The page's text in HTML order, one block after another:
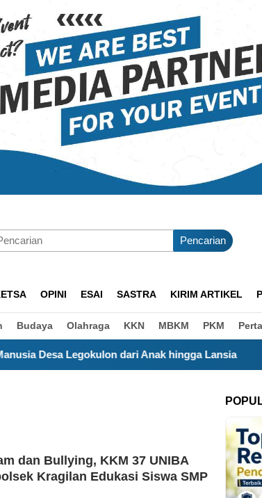
Pencarian
OPINI ESAI SASTRA KIRIM ARTIKEL
Budaya Olahraga KKN MBKM PKM
dari Anak hingga Lansia Satu Bulan
dan Bullying, KKM 37 UNIBA
Kragilan Edukasi Siswa SMP